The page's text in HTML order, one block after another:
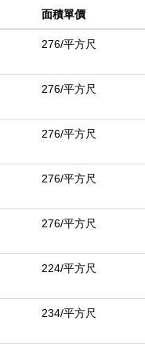
面積單價
276/平方尺
276/平方尺
276/平方尺
276/平方尺
276/平方尺
224/平方尺
234/平方尺